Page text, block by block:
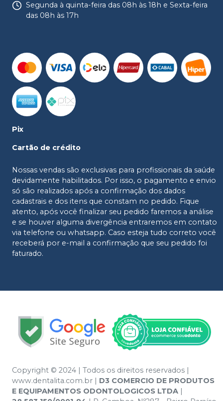
Segunda à quinta-feira das 08h às 18h e Sexta-feira
das 08h às 17h
Pix
Cartão de crédito
Nossas vendas são exclusivas para profissionais da saúde
devidamente habilitados. Por isso, o pagamento e envio
só são realizados após a confirmação dos dados
cadastrais e dos itens que constam no pedido. Fique
atento, após você finalizar seu pedido faremos a análise
e se houver alguma divergência entraremos em contato
via telefone ou whatsapp. Caso esteja tudo correto você
receberá por e-mail a confirmação que seu pedido foi
faturado.
Copyright © 2024 | Todos os direitos reservados |
www.dentalita.com.br | D3 COMERCIO DE PRODUTOS
E EQUIPAMENTOS ODONTOLOGICOS LTDA |